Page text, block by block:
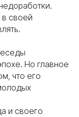
в своей
Но главное
что его
и своего